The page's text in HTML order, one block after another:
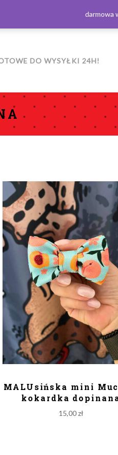
DO WYSYŁKI 24H!
MALUsińska mini
kokardka
15,00zł
darmowa